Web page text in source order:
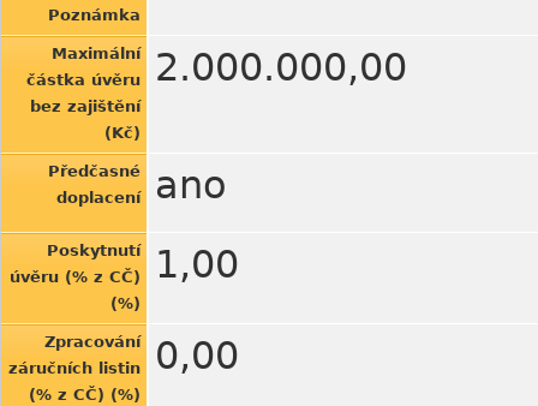
Poznámka
Maximální
částka úvěru
bez zajištění
(Kč)
2.000.000,00
Předčasné
doplacení
ano
Poskytnutí
úvěru (% z CČ)
(%)
1,00
Zpracování
záručních listin
(% z CČ) (%)
0,00